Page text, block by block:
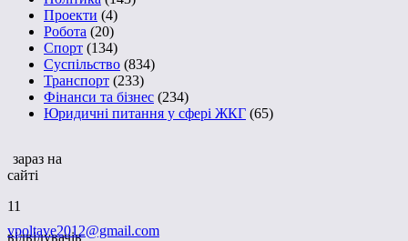
Проекти (4)
Робота (20)
Спорт (134)
Суспільство (834)
Транспорт (233)
Фінанси та бізнес (234)
Юридичні питання у сфері ЖКГ (65)
зараз на
сайті
11
відвідувачів
vpoltave2012@gmail.com